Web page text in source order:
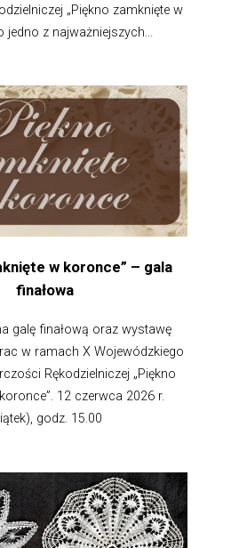
„Piękno zamknięte w
jedno z najważniejszych...
w koronce” – gala
finałowa
galę finałową oraz wystawę
w ramach X Wojewódzkiego
Rękodzielniczej „Piękno
12 czerwca 2026 r.
godz. 15.00